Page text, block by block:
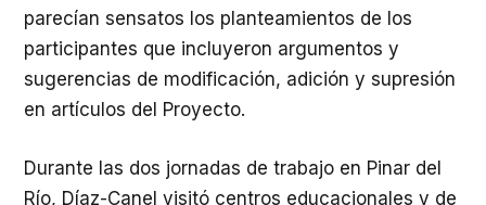
parecían sensatos los planteamientos de los
participantes que incluyeron argumentos y
sugerencias de modificación, adición y supresión
en artículos del Proyecto.
Durante las dos jornadas de trabajo en Pinar del
Río, Díaz-Canel visitó centros educacionales y de